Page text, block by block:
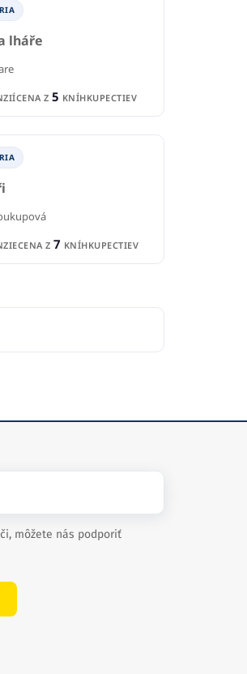
lháře
CENA Z 5 KNÍHKUPECTIEV
CENA Z 7 KNÍHKUPECTIEV
môžete nás podporiť